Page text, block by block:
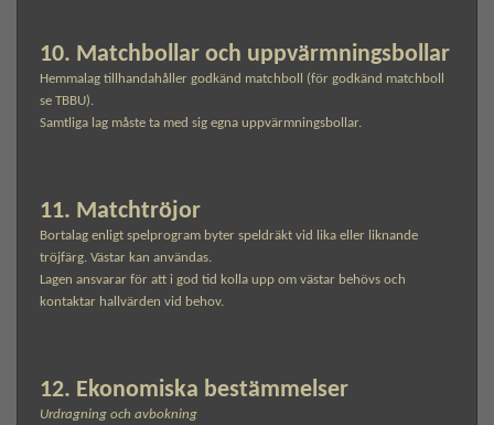
10. Matchbollar och uppvärmningsbollar
Hemmalag tillhandahåller godkänd matchboll (för godkänd matchboll
se TBBU).
Samtliga lag måste ta med sig egna uppvärmningsbollar.
11. Matchtröjor
Bortalag enligt spelprogram byter speldräkt vid lika eller liknande
tröjfärg. Västar kan användas.
Lagen ansvarar för att i god tid kolla upp om västar behövs och
kontaktar hallvärden vid behov.
12. Ekonomiska bestämmelser
Urdragning och avbokning